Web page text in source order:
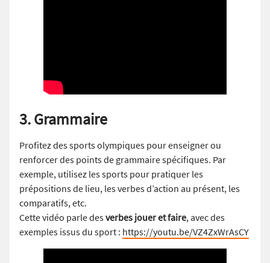
3. Grammaire
Profitez des sports olympiques pour enseigner ou
renforcer des points de grammaire spécifiques. Par
exemple, utilisez les sports pour pratiquer les
prépositions de lieu, les verbes d’action au présent, les
comparatifs, etc.
Cette vidéo parle desverbes jouer et faire, avec des
exemples issus du sport : https://youtu.be/VZ4ZxWrAsCY